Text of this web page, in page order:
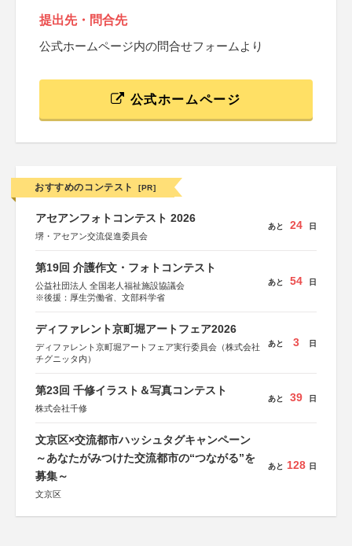
提出先・問合先
公式ホームページ内の問合せフォームより
公式ホームページ
おすすめのコンテスト [PR]
アセアンフォトコンテスト 2026
堺・アセアン交流促進委員会
あと 24 日
第19回 介護作文・フォトコンテスト
公益社団法人 全国老人福祉施設協議会
※後援：厚生労働省、文部科学省
あと 54 日
ディファレント京町堀アートフェア2026
ディファレント京町堀アートフェア実行委員会（株式会社
チグニッタ内）
あと 3 日
第23回 千修イラスト＆写真コンテスト
株式会社千修
あと 39 日
文京区×交流都市ハッシュタグキャンペーン
～あなたがみつけた交流都市の“つながる”を
募集～
文京区
あと 128 日